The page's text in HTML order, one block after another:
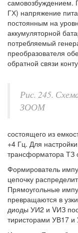
самовозбуждением.
ГХ) напряжение
постоянным на
аккумуляторной
потребляемый
преобразователя
обратной связи
Рис. 245.
ЗООМ
состоящего из
+4 Гц. Для
трансформатора ТЗ
Формирователь
цепочку
Прямоугольные
превращаются в
диоды УИ2 и VИЗ
тиристорами УВ17 и